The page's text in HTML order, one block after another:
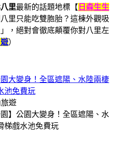
里最新的話題地標【 日森生生
里只能吃雙胞胎？這棟外觀吸
，絕對會徹底顛覆你對八里左
）
大變身！全區遮陽、水陸兩棲
池免費玩
旅遊